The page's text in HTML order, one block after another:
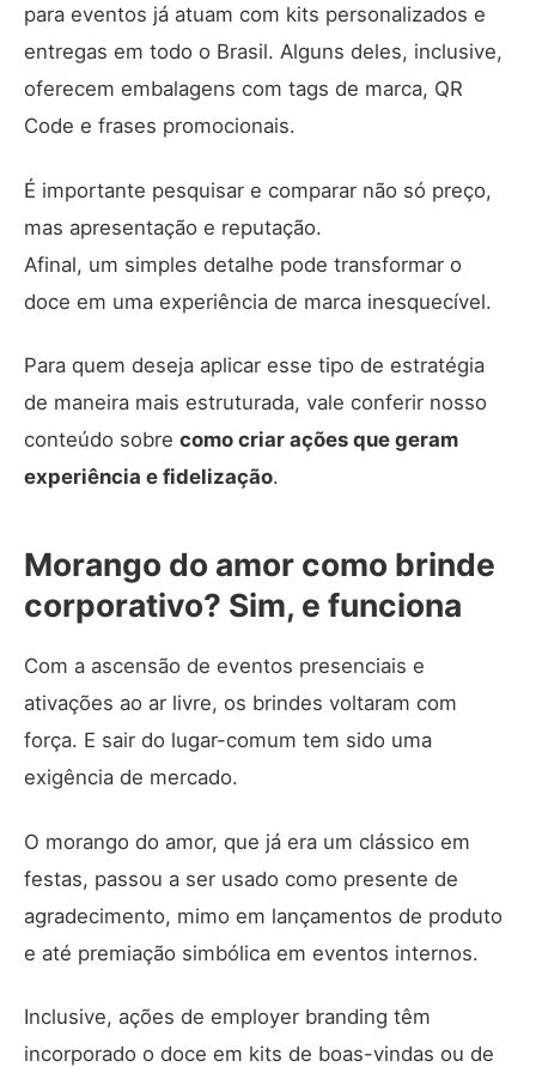
para eventos já atuam com kits personalizados e
entregas em todo o Brasil. Alguns deles, inclusive,
oferecem embalagens com tags de marca, QR
Code e frases promocionais.
É importante pesquisar e comparar não só preço,
mas apresentação e reputação.
Afinal, um simples detalhe pode transformar o
doce em uma experiência de marca inesquecível.
Para quem deseja aplicar esse tipo de estratégia
de maneira mais estruturada, vale conferir nosso
conteúdo sobre como criar ações que geram
experiência e fidelização.
Morango do amor como brinde
corporativo? Sim, e funciona
Com a ascensão de eventos presenciais e
ativações ao ar livre, os brindes voltaram com
força. E sair do lugar-comum tem sido uma
exigência de mercado.
O morango do amor, que já era um clássico em
festas, passou a ser usado como presente de
agradecimento, mimo em lançamentos de produto
e até premiação simbólica em eventos internos.
Inclusive, ações de employer branding têm
incorporado o doce em kits de boas-vindas ou de